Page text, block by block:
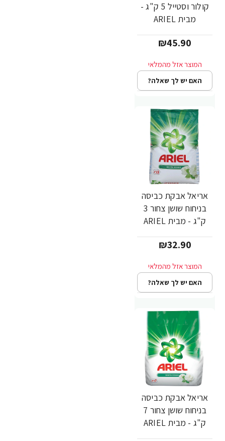
קולור וסטייל 5 ק"ג -
מבית ARIEL
₪45.90
האם יש לך שאלה?
אריאל אבקת כביסה
בניחוח שושן צחור 3
ק"ג - מבית ARIEL
₪32.90
האם יש לך שאלה?
אריאל אבקת כביסה
בניחוח שושן צחור 7
ק"ג - מבית ARIEL